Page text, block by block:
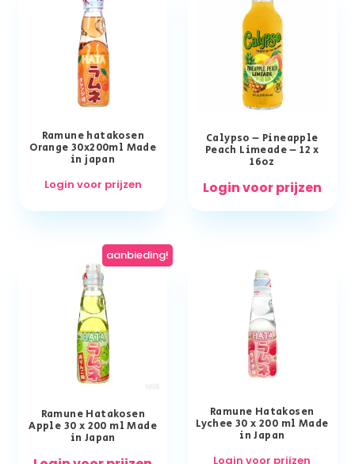
Ramune hatakosen
Orange 30x200ml Made
in japan
Login voor prijzen
Calypso – Pineapple
Peach Limeade – 12 x
16oz
Login voor prijzen
aanbieding!
Ramune Hatakosen
Apple 30 x 200 ml Made
in Japan
Ramune Hatakosen
Lychee 30 x 200 ml Made
in Japan
Login voor prijzen